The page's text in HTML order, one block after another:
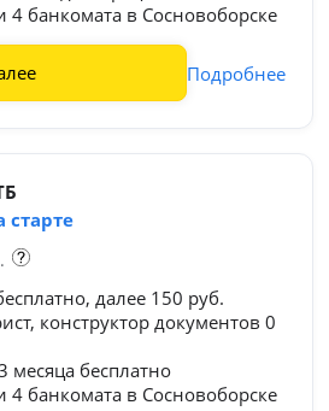
4 банкомата в Сосновоборске
Подробнее
старте
далее 150 руб.
конструктор документов 0
месяца бесплатно
4 банкомата в Сосновоборске